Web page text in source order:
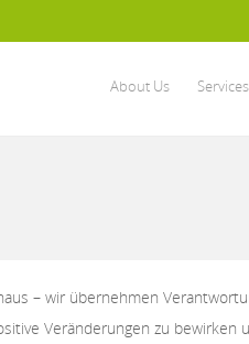
About Us Services
– wir übernehmen
Veränderungen zu bewirken